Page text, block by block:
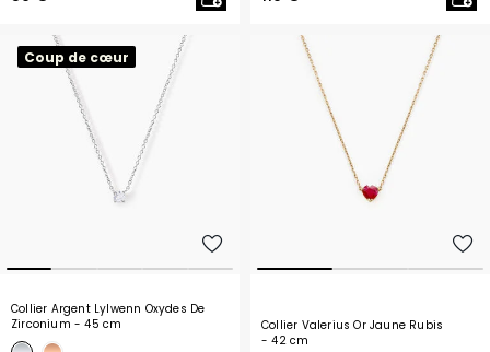
Coup de cœur
Collier Argent Lylwenn Oxydes De
Zirconium- 45 cm
Collier Valerius Or Jaune Rubis
- 42 cm